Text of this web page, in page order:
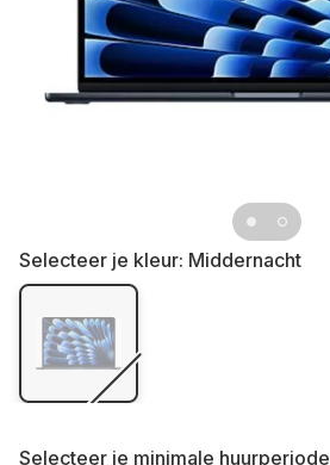
Selecteer je kleur: Middernacht
Selecteer je minimale huurperiode